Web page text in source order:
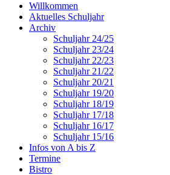
Willkommen
Aktuelles Schuljahr
Archiv
Schuljahr 24/25
Schuljahr 23/24
Schuljahr 22/23
Schuljahr 21/22
Schuljahr 20/21
Schuljahr 19/20
Schuljahr 18/19
Schuljahr 17/18
Schuljahr 16/17
Schuljahr 15/16
Infos von A bis Z
Termine
Bistro